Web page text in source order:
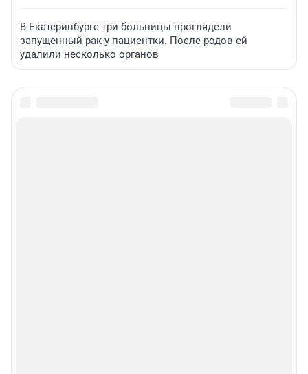
В Екатеринбурге три больницы проглядели
запущенный рак у пациентки. После родов ей
удалили несколько органов